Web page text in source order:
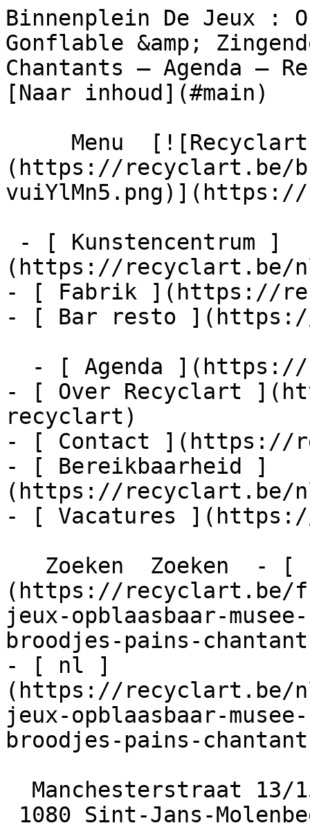
Binnenplein De Jeux :
Gonflable &amp;
Chantants – Agenda –
[Naar inhoud](#main)
(https://recyclart.be/
(https://recyclart.be/
- [ Fabrik ](https://
- [ Bar resto
- [ Over Recyclart
recyclart)
- [ Contact ](https://
- [ Bereikbaarheid ]
(https://recyclart.be/
- [ Vacatures
(https://recyclart.be/
jeux-opblaasbaar-
broodjes-pains-
- [ nl ]
(https://recyclart.be/
jeux-opblaasbaar-
broodjes-pains-